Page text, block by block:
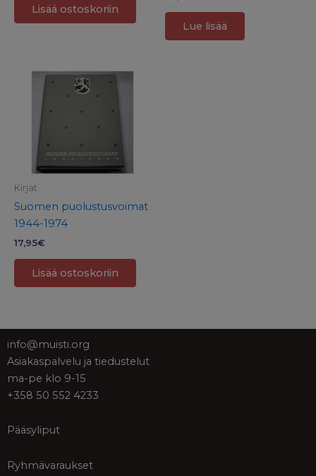
Lisää ostoskoriin
Lue lisää
Kirjat
Suomen puolustusvoimat
1944-1974
17,95€
Lisää ostoskoriin
info@muisti.org
Asiakaspalvelu ja tiedustelut
ma-pe klo 9-15
+358 50 552 4233
Pääsyliput
Ryhmävaraukset